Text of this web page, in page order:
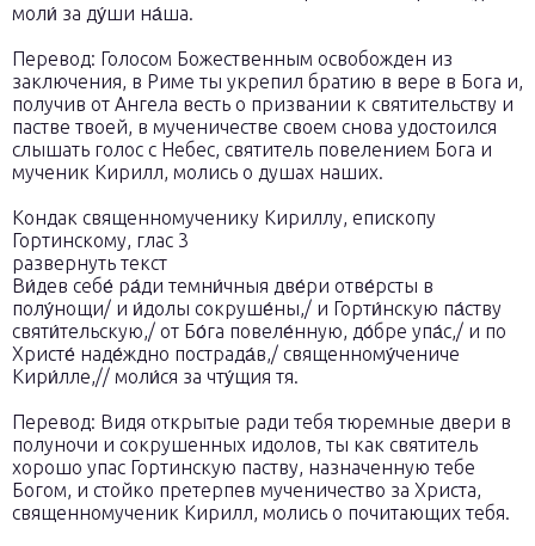
моли́ за ду́ши на́ша.
Перевод: Голосом Божественным освобожден из
заключения, в Риме ты укрепил братию в вере в Бога и,
получив от Ангела весть о призвании к святительству и
пастве твоей, в мученичестве своем снова удостоился
слышать голос с Небес, святитель повелением Бога и
мученик Кирилл, молись о душах наших.
Кондак священномученику Кириллу, епископу
Гортинскому, глас 3
развернуть текст
Ви́дев себе́ ра́ди темни́чныя две́ри отве́рсты в
полу́нощи/ и и́долы сокруше́ны,/ и Горти́нскую па́ству
святи́тельскую,/ от Бо́га повеле́нную, до́бре упа́с,/ и по
Христе́ наде́ждно пострада́в,/ священному́чениче
Кири́лле,// моли́ся за чту́щия тя.
Перевод: Видя открытые ради тебя тюремные двери в
полуночи и сокрушенных идолов, ты как святитель
хорошо упас Гортинскую паству, назначенную тебе
Богом, и стойко претерпев мученичество за Христа,
священномученик Кирилл, молись о почитающих тебя.